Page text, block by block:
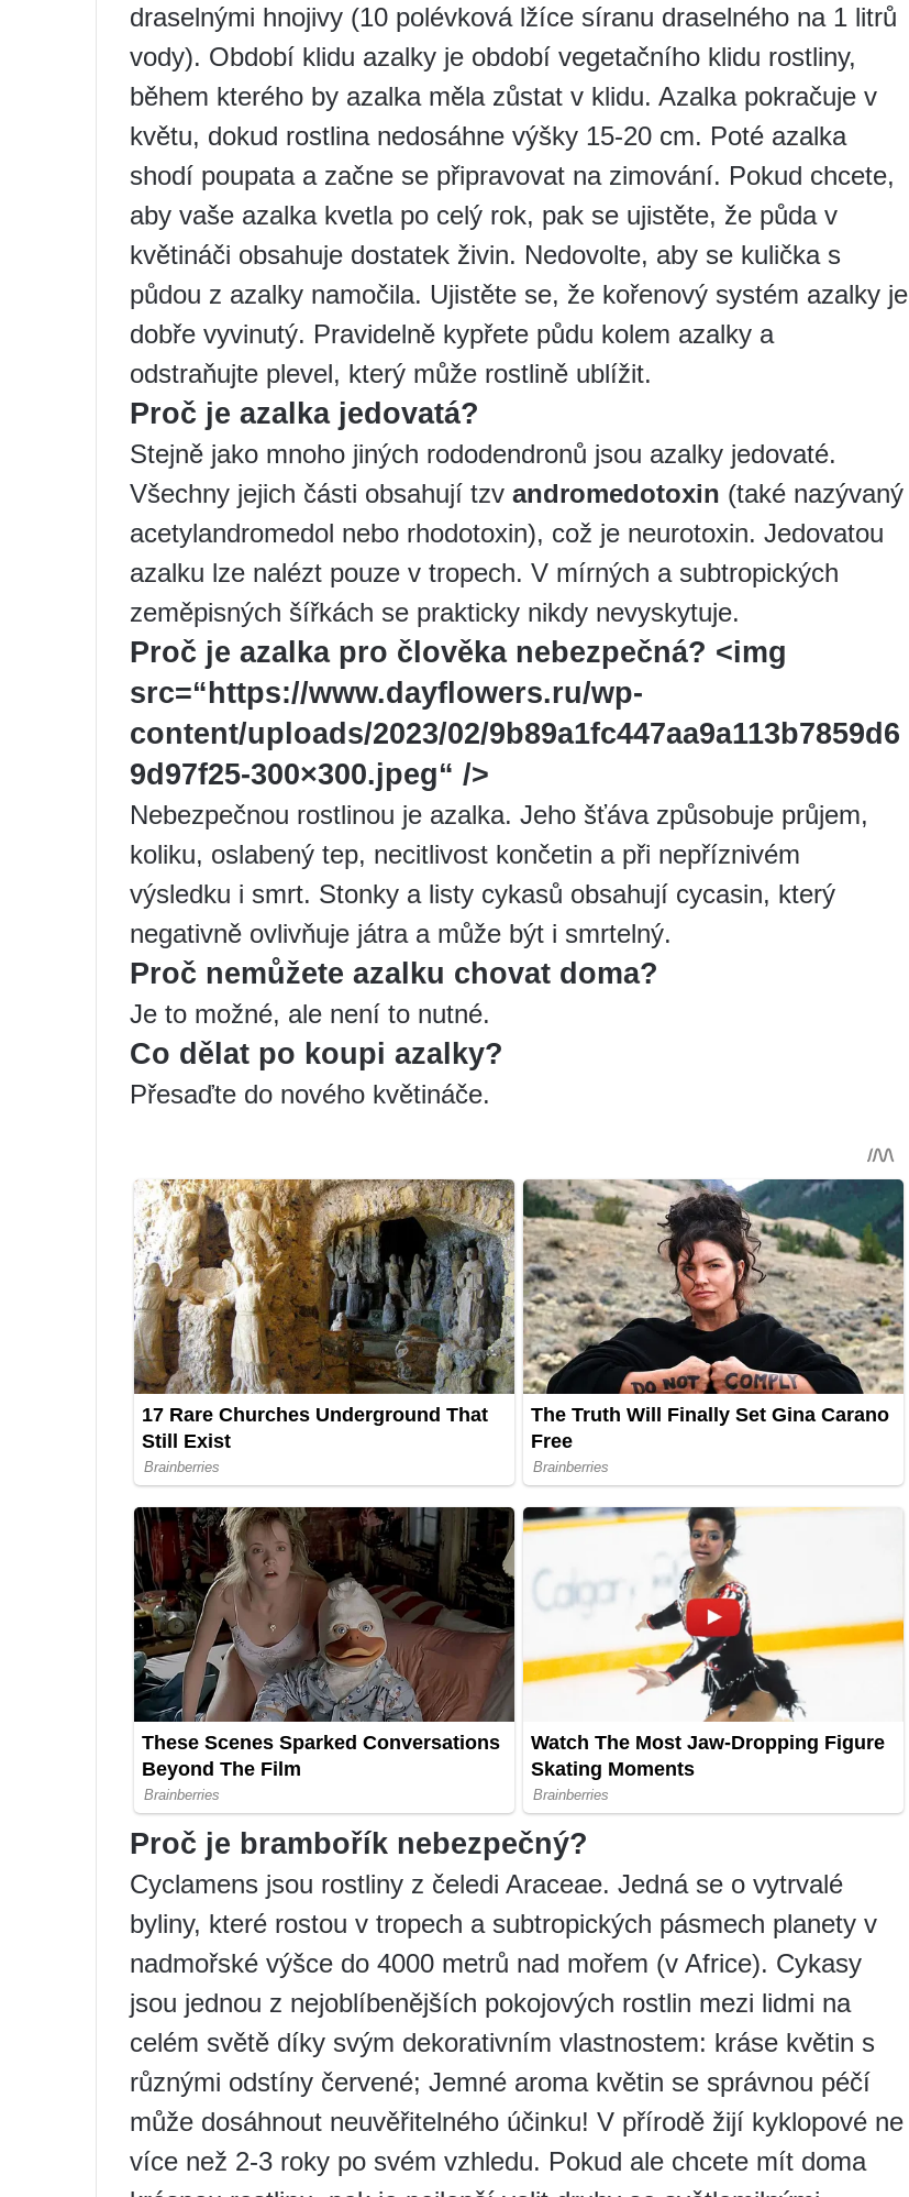
draselnými hnojivy (10 polévková lžíce síranu draselného na 1 litrů
vody). Období klidu azalky je období vegetačního klidu rostliny,
během kterého by azalka měla zůstat v klidu. Azalka pokračuje v
květu, dokud rostlina nedosáhne výšky 15-20 cm. Poté azalka
shodí poupata a začne se připravovat na zimování. Pokud chcete,
aby vaše azalka kvetla po celý rok, pak se ujistěte, že půda v
květináči obsahuje dostatek živin. Nedovolte, aby se kulička s
půdou z azalky namočila. Ujistěte se, že kořenový systém azalky je
dobře vyvinutý. Pravidelně kypřete půdu kolem azalky a
odstraňujte plevel, který může rostlině ublížit.
Proč je azalka jedovatá?
Stejně jako mnoho jiných rododendronů jsou azalky jedovaté.
Všechny jejich části obsahují tzv andromedotoxin (také nazývaný
acetylandromedol nebo rhodotoxin), což je neurotoxin. Jedovatou
azalku lze nalézt pouze v tropech. V mírných a subtropických
zeměpisných šířkách se prakticky nikdy nevyskytuje.
Proč je azalka pro člověka nebezpečná? <img
src=“https://www.dayflowers.ru/wp-
content/uploads/2023/02/9b89a1fc447aa9a113b7859d6
9d97f25-300×300.jpeg“ />
Nebezpečnou rostlinou je azalka. Jeho šťáva způsobuje průjem,
koliku, oslabený tep, necitlivost končetin a při nepříznivém
výsledku i smrt. Stonky a listy cykasů obsahují cycasin, který
negativně ovlivňuje játra a může být i smrtelný.
Proč nemůžete azalku chovat doma?
Je to možné, ale není to nutné.
Co dělat po koupi azalky?
Přesaďte do nového květináče.
Proč je brambořík nebezpečný?
Cyclamens jsou rostliny z čeledi Araceae. Jedná se o vytrvalé
byliny, které rostou v tropech a subtropických pásmech planety v
nadmořské výšce do 4000 metrů nad mořem (v Africe). Cykasy
jsou jednou z nejoblíbenějších pokojových rostlin mezi lidmi na
celém světě díky svým dekorativním vlastnostem: kráse květin s
různými odstíny červené; Jemné aroma květin se správnou péčí
může dosáhnout neuvěřitelného účinku! V přírodě žijí kyklopové ne
více než 2-3 roky po svém vzhledu. Pokud ale chcete mít doma